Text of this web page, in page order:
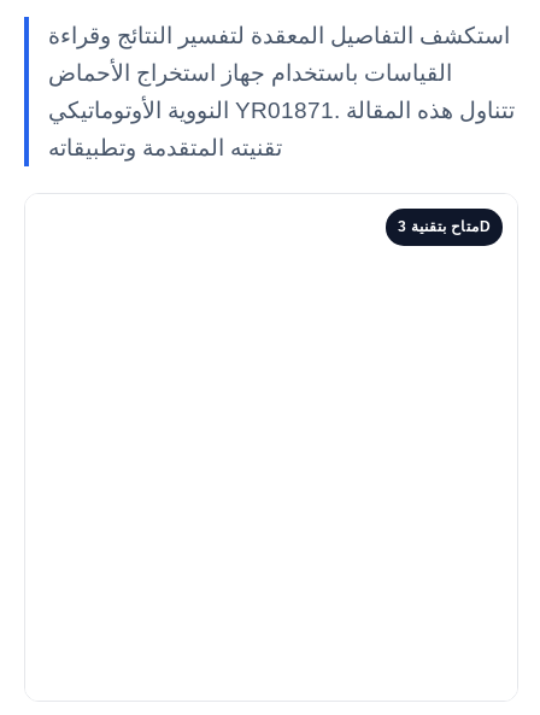
استكشف التفاصيل المعقدة لتفسير النتائج وقراءة
القياسات باستخدام جهاز استخراج الأحماض
النووية الأوتوماتيكي YR01871. تتناول هذه المقالة
تقنيته المتقدمة وتطبيقاته
متاح بتقنية 3D